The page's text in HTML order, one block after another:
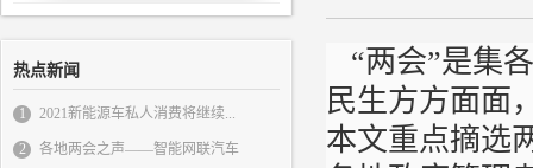
热点新闻
1 2021新能源车私人消费将继续...
2 各地两会之声——智能网联汽车
“两会”是集
民生方方面面
本文重点摘选